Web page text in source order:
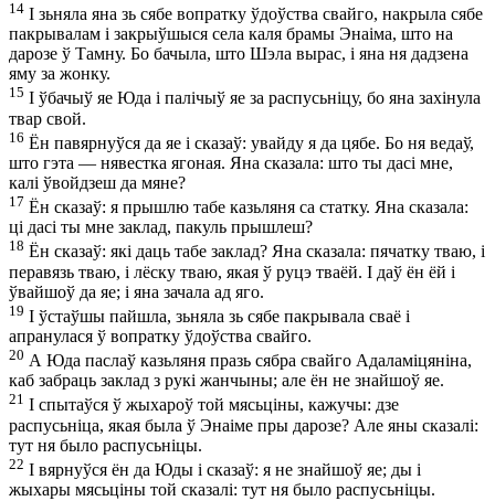
14 І зьняла яна зь сябе вопратку ўдоўства свайго, накрыла сябе
пакрывалам і закрыўшыся села каля брамы Энаіма, што на
дарозе ў Тамну. Бо бачыла, што Шэла вырас, і яна ня дадзена
яму за жонку.
15 І ўбачыў яе Юда і палічыў яе за распусьніцу, бо яна захінула
твар свой.
16 Ён павярнуўся да яе і сказаў: увайду я да цябе. Бо ня ведаў,
што гэта — нявестка ягоная. Яна сказала: што ты дасі мне,
калі ўвойдзеш да мяне?
17 Ён сказаў: я прышлю табе казьляня са статку. Яна сказала:
ці дасі ты мне заклад, пакуль прышлеш?
18 Ён сказаў: які даць табе заклад? Яна сказала: пячатку тваю, і
перавязь тваю, і лёску тваю, якая ў руцэ тваёй. І даў ён ёй і
ўвайшоў да яе; і яна зачала ад яго.
19 І ўстаўшы пайшла, зьняла зь сябе пакрывала сваё і
апранулася ў вопратку ўдоўства свайго.
20 А Юда паслаў казьляня празь сябра свайго Адаламіцяніна,
каб забраць заклад з рукі жанчыны; але ён не знайшоў яе.
21 І спытаўся ў жыхароў той мясьціны, кажучы: дзе
распусьніца, якая была ў Энаіме пры дарозе? Але яны сказалі:
тут ня было распусьніцы.
22 І вярнуўся ён да Юды і сказаў: я не знайшоў яе; ды і
жыхары мясьціны той сказалі: тут ня было распусьніцы.